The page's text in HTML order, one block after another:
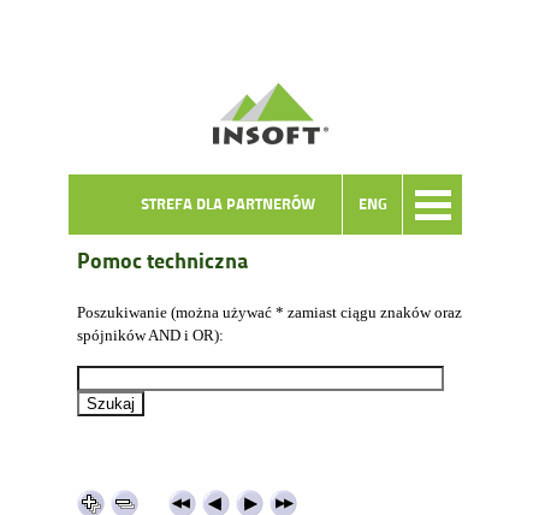
ENG
STREFA DLA PARTNERÓW
Pomoc techniczna
Poszukiwanie (można używać * zamiast ciągu znaków oraz
spójników AND i OR):